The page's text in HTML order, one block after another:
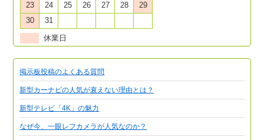
23
24 25 26 27 28
29
30
31
休業日
掲示板投稿のよくある質問
新型カーナビの人気が衰えない理由とは？
新型テレビ「4K」の魅力
なぜ今、一眼レフカメラが人気なのか？